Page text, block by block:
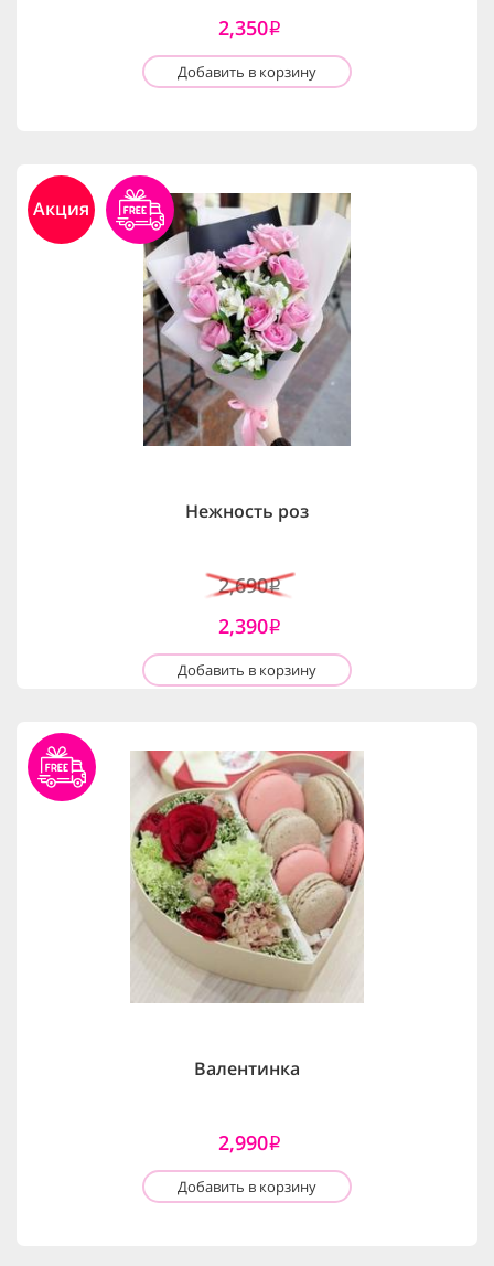
2,350i
Добавить в корзину
Акция
Нежность роз
2,690i
2,390i
Добавить в корзину
Валентинка
2,990i
Добавить в корзину